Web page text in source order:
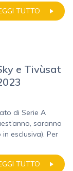
TUTTO
e Tivùsat
di Serie A
saranno
esclusiva). Per
TUTTO